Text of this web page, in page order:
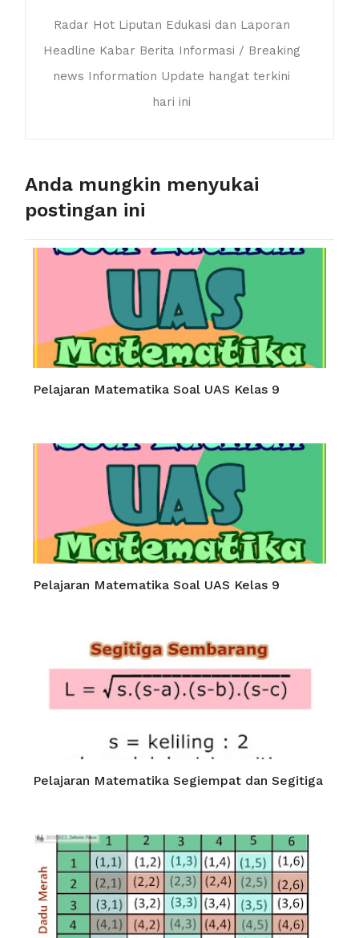
Radar Hot Liputan Edukasi dan Laporan
Headline Kabar Berita Informasi / Breaking
news Information Update hangat terkini
hari ini
Anda mungkin menyukai
postingan ini
Pelajaran Matematika Soal UAS Kelas 9
Pelajaran Matematika Soal UAS Kelas 9
Pelajaran Matematika Segiempat dan Segitiga